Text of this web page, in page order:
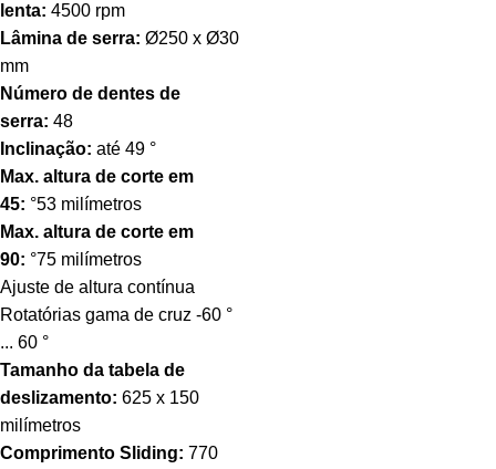
lenta: 4500 rpm
Lâmina de serra: Ø250 x Ø30
mm
Número de dentes de
serra: 48
Inclinação: até 49 °
Max. altura de corte em
45: °53 milímetros
Max. altura de corte em
90: °75 milímetros
Ajuste de altura contínua
Rotatórias gama de cruz -60 °
... 60 °
Tamanho da tabela de
deslizamento: 625 x 150
milímetros
Comprimento Sliding: 770